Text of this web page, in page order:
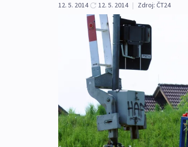
12. 5. 2014
12. 5. 2014 | Zdroj: ČT24